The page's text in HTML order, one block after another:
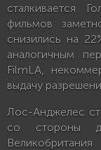
сталкивается
фильмов
снизились на
аналогичным
FilmLA,
выдачу
Лос-Анджелес
со стороны